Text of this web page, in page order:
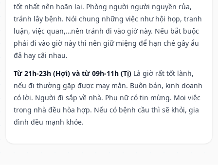
tốt nhất nên hoãn lại. Phòng người người nguyền rủa,
tránh lây bệnh. Nói chung những việc như hội họp, tranh
luận, việc quan,…nên tránh đi vào giờ này. Nếu bắt buộc
phải đi vào giờ này thì nên giữ miệng để hạn ché gây ẩu
đả hay cãi nhau.
Từ 21h-23h (Hợi) và từ 09h-11h (Tị) Là giờ rất tốt lành,
nếu đi thường gặp được may mắn. Buôn bán, kinh doanh
có lời. Người đi sắp về nhà. Phụ nữ có tin mừng. Mọi việc
trong nhà đều hòa hợp. Nếu có bệnh cầu thì sẽ khỏi, gia
đình đều mạnh khỏe.